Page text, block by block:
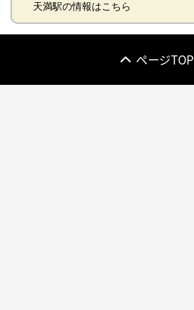
天満駅の情報はこちら
ページTOP